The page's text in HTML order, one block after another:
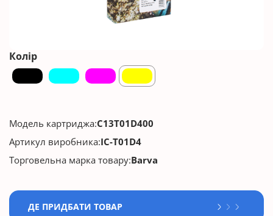
Колір
Модель картриджа:C13T01D400
Артикул виробника:IC-T01D4
Торговельна марка товару:Barva
ДЕ ПРИДБАТИ ТОВАР